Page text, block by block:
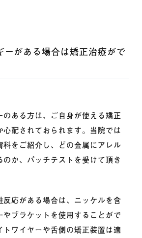
ーがある場合は矯正治療がで
のある方は、ご自身が使える矯正
心配されておられます。当院では
科をご紹介し、どの金属にアレル
のか、パッチテストを受けて頂き
反応がある場合は、ニッケルを含
やブラケットを使用することがで
トワイヤーや舌側の矯正装置は適